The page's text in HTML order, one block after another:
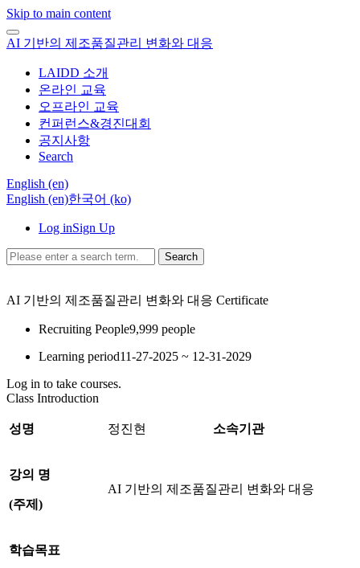
Skip to main content
AI 기반의 제조품질관리 변화와 대응
LAIDD 소개
온라인 교육
오프라인 교육
컨퍼런스&경진대회
공지사항
Search
English ‎(en)‎
English ‎(en)‎한국어 ‎(ko)‎
Log inSign Up
Search
AI 기반의 제조품질관리 변화와 대응 Certificate
Recruiting People9,999 people
Learning period11-27-2025 ~ 12-31-2029
Log in to take courses.
Class Introduction
성명 정진현 소속기관
강의 명
(주제 )
AI 기반의 제조품질관리 변화와 대응
학습목표